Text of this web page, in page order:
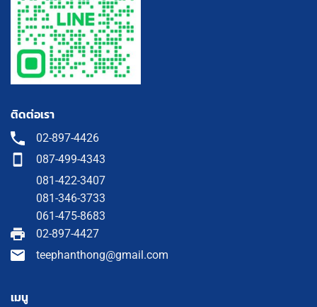
ติดต่อเรา
02-897-4426
087-499-4343
081-422-3407
081-346-3733
061-475-8683
02-897-4427
teephanthong@gmail.com
เมนู